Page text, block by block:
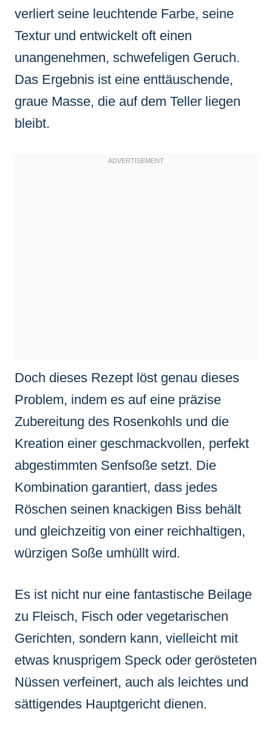
verliert seine leuchtende Farbe, seine
Textur und entwickelt oft einen
unangenehmen, schwefeligen Geruch.
Das Ergebnis ist eine enttäuschende,
graue Masse, die auf dem Teller liegen
bleibt.
Doch dieses Rezept löst genau dieses
Problem, indem es auf eine präzise
Zubereitung des Rosenkohls und die
Kreation einer geschmackvollen, perfekt
abgestimmten Senfsoße setzt. Die
Kombination garantiert, dass jedes
Röschen seinen knackigen Biss behält
und gleichzeitig von einer reichhaltigen,
würzigen Soße umhüllt wird.
Es ist nicht nur eine fantastische Beilage
zu Fleisch, Fisch oder vegetarischen
Gerichten, sondern kann, vielleicht mit
etwas knusprigem Speck oder gerösteten
Nüssen verfeinert, auch als leichtes und
sättigendes Hauptgericht dienen.